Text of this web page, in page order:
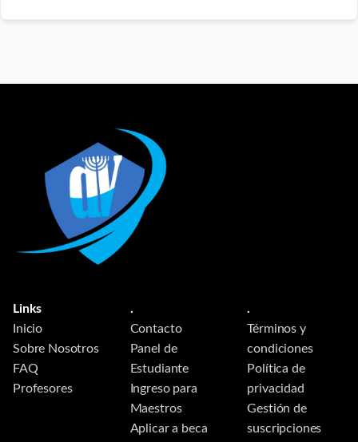
Links
Inicio
Sobre Nosotros
FAQ
Profesores
.
Contacto
Panel de
Estudiante
Ingreso para
Maestros
Aplicar a beca
.
Términos y
condiciones
Política de
privacidad
Gestión de
suscripciones